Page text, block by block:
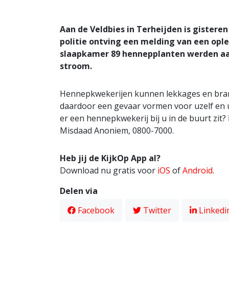
Aan de Veldbies in Terheijden is
politie ontving een melding van een
slaapkamer 89 hennepplanten werden
stroom.
Hennepkwekerijen kunnen lekkages en
daardoor een gevaar vormen voor uzelf
er een hennepkwekerij bij u in de buurt
Misdaad Anoniem, 0800-7000.
Heb jij de KijkOp App al?
Download nu gratis voor iOS ofAndroid.
Delen via
Facebook
Twitter